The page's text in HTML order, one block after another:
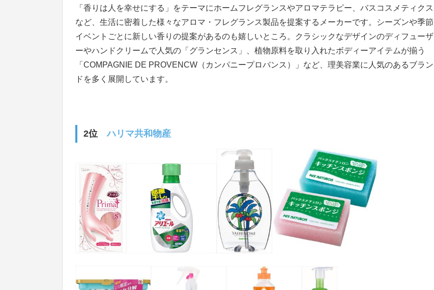
「香りは人を幸せにする」をテーマにホームフレグランスやアロマテラピー、バスコスメティクス
など、生活に密着した様々なアロマ・フレグランス製品を提案するメーカーです。シーズンや季節
イベントごとに新しい香りの提案があるのも嬉しいところ。クラシックなデザインのディフューザ
ーやハンドクリームで人気の「グランセンス」、植物原料を取り入れたボディーアイテムが揃う
「COMPAGNIE DE PROVENCW（カンパニープロバンス）」など、理美容業に人気のあるブラン
ドを多く展開しています。
2位ハリマ共和物産